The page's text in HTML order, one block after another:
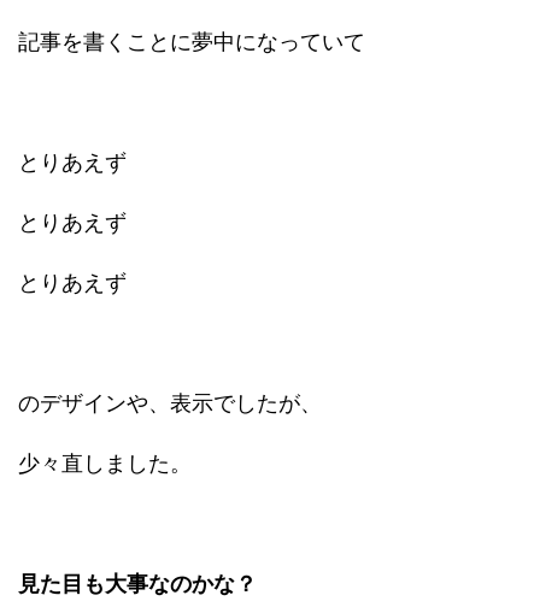
記事を書くことに夢中になっていて
とりあえず
とりあえず
とりあえず
のデザインや、表示でしたが、
少々直しました。
見た目も大事なのかな？